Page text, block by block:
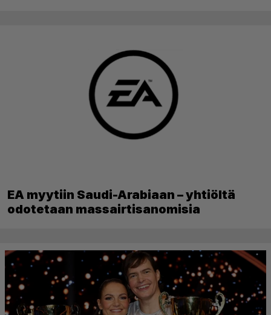
EA myytiin Saudi-Arabiaan – yhtiöltä
odotetaan massairtisanomisia